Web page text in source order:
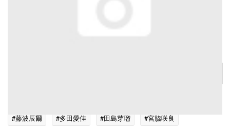
#藤波辰爾
#多田愛佳 #田島芽瑠 #宮脇咲良